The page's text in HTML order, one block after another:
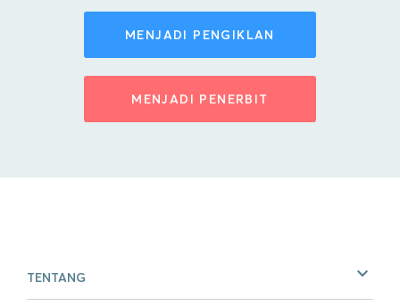
MENJADI PENGIKLAN
MENJADI PENERBIT
TENTANG